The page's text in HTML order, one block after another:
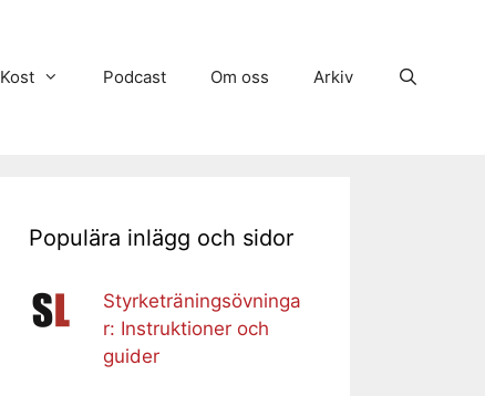
Kost Podcast Om oss Arkiv
Populära inlägg och sidor
Styrketräningsövninga
r: Instruktioner och
guider